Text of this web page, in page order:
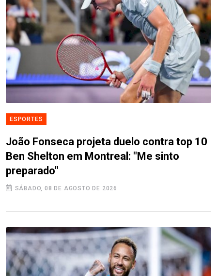
ESPORTES
João Fonseca projeta duelo contra top 10
Ben Shelton em Montreal: "Me sinto
preparado"
SÁBADO, 08 DE AGOSTO DE 2026